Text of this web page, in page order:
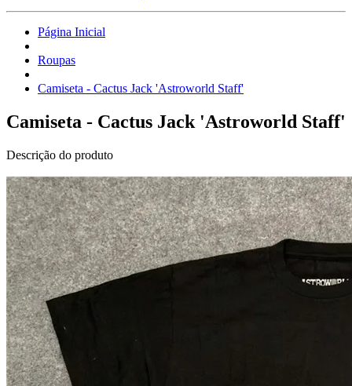
Página Inicial
Roupas
Camiseta - Cactus Jack 'Astroworld Staff'
Camiseta - Cactus Jack 'Astroworld Staff'
Descrição do produto